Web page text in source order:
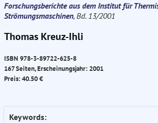
Forschungsberichte aus dem Institut für
Strömungsmaschinen, Bd. 13/2001
Thomas Kreuz-Ihli
ISBN 978-3-89722-625-8
167 Seiten, Erscheinungsjahr: 2001
Preis: 40.50 €
Keywords: